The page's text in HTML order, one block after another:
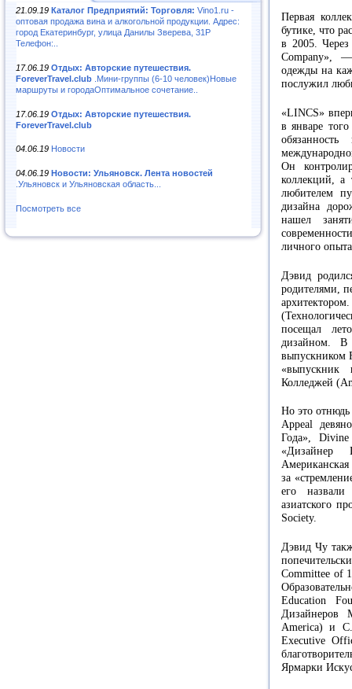
21.09.19 Каталог Предприятий: Торговля: Vino1.ru -
оптовая продажа вина и алкогольной продукции. Адрес:
город Екатеринбург, улица Данилы Зверева, 31Р
Телефон:..
17.06.19 Отдых: Авторские путешествия.
ForeverTravel.club .Мини-группы (6-10 человек)Новые
маршруты и городаОптимальное сочетание..
17.06.19 Отдых: Авторские путешествия.
ForeverTravel.club
04.06.19 Новости
04.06.19 Новости: Ульяновск. Лента новостей
.Ульяновск и Ульяновская область...
Посмотреть все
Первая
бутике, что
в 2005.
Company»,
одежды на
послужил
«LINCS»
в январе
Он
коллекций, а
любителем
дизайна
нашел
личного
Дэвид
родителями,
посещал
дизайном. В
выпускником
«выпускник
Колледжей
Но это
Appeal
Года»,
«Дизайнер
за
его
азиатского
Society.
Дэвид Чу
Committee of
Education
Дизайнеров
America) и
Executive
Ярмарки